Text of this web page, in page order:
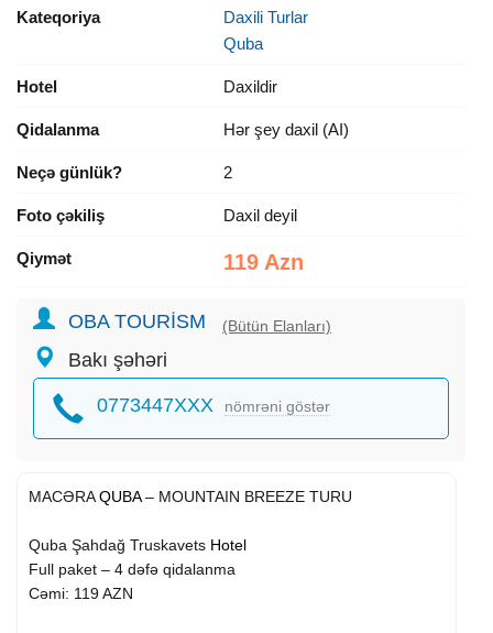
Kateqoriya
Daxili Turlar
Quba
Hotel Daxildir
Qidalanma Hər şey daxil (AI)
Neçə günlük? 2
Foto çəkiliş Daxil deyil
Qiymət 119 Azn
OBA TOURİSM (Bütün Elanları)
Bakı şəhəri
0773447XXX nömrəni göstər
MACƏRAQUBA– MOUNTAIN BREEZE TURU
Quba Şahdağ Truskavets Hotel
Full paket – 4 dəfə qidalanma
Cəmi: 119 AZN